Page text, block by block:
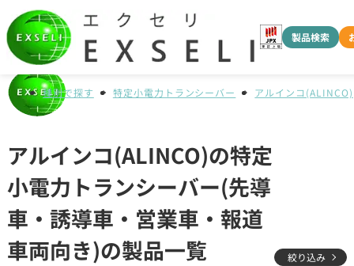
製品検索
種別で探す 特定小電力トランシーバー アルインコ(ALINCO)
アルインコ(ALINCO)の特定
小電力トランシーバー(先導
車・誘導車・営業車・報道
車両向き)の製品一覧
絞り込み